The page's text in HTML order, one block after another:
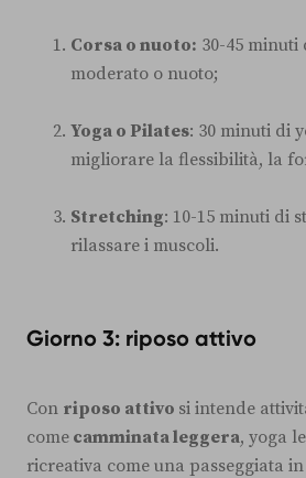
Corsa o nuoto: 30-45
moderato o nuoto;
Yoga o Pilates: 30 minuti di
migliorare la flessibilità, la
Stretching: 10-15 minuti di
rilassare i muscoli.
Giorno 3: riposo attivo
Con riposo attivo si intende
come camminata leggera, yoga
ricreativa come una passeggiata